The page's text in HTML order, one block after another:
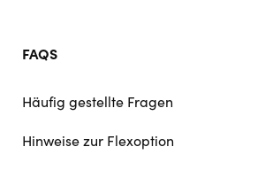
FAQS
Häufig gestellte Fragen
Hinweise zur Flexoption